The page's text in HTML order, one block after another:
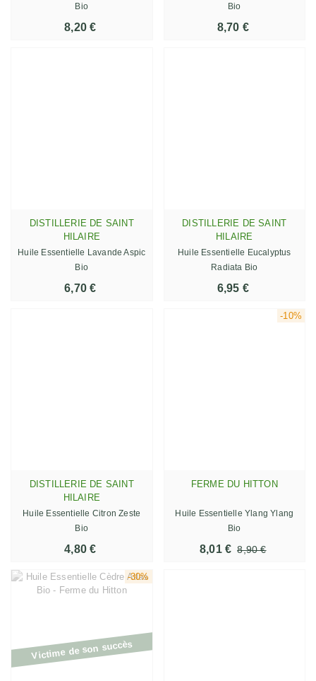
Bio
8,20 €
Bio
8,70 €
DISTILLERIE DE SAINT
HILAIRE
Huile Essentielle Lavande Aspic
Bio
6,70 €
DISTILLERIE DE SAINT
HILAIRE
Huile Essentielle Eucalyptus
Radiata Bio
6,95 €
DISTILLERIE DE SAINT
HILAIRE
Huile Essentielle Citron Zeste
Bio
4,80 €
-10%
FERME DU HITTON
Huile Essentielle Ylang Ylang
Bio
8,01 € 8,90 €
-30%
Victime de son succès